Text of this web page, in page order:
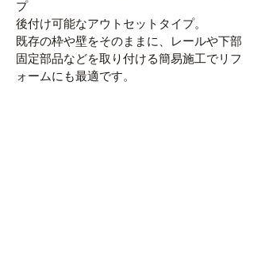
プ
後付け可能なアウトセットタイプ。
既存の枠や壁をそのままに、レールや下部
固定部品などを取り付ける簡易施工でリフ
ォームにも最適です。